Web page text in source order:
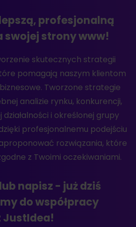
profesjonalną
swojej strony www!
skutecznych strategii
pomagają naszym klientom
Tworzone strategie
analizie rynku, konkurencji,
działalności i określonej grupy
profesjonalnemu podejściu
rozwiązania, które
z Twoimi oczekiwaniami.
napisz - już dziś
do współpracy
JustIdea!